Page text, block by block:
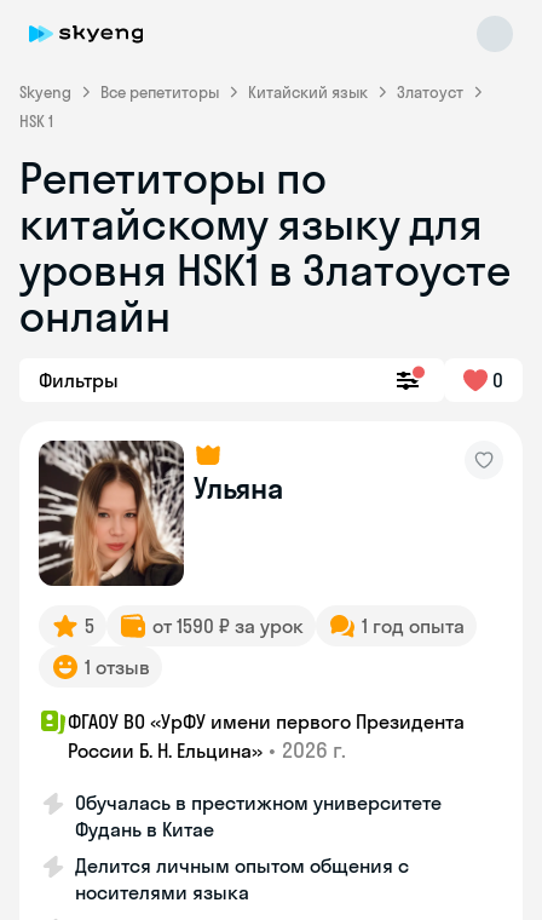
Skyeng Все репетиторы Китайский язык
Златоуст
HSK 1
Репетиторы по
китайскому языку для
уровня HSK1 в Златоусте
онлайн
Фильтры 0
Ульяна
5 от 1590 ₽ за урок
1 год опыта
1 отзыв
ФГАОУ ВО «УрФУ имени первого Президента
России Б. Н. Ельцина» • 2026 г.
Обучалась в престижном университете
Фудань в Китае
Делится личным опытом общения с
носителями языка
Skyeng Chat